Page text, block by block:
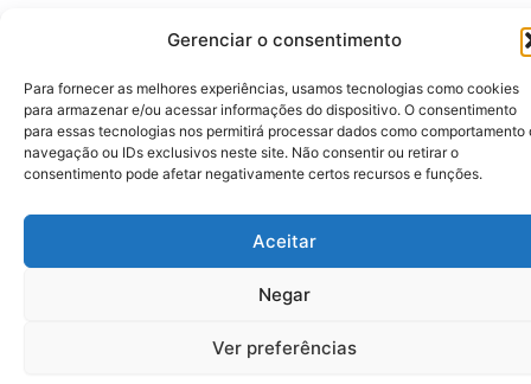
Gerenciar o consentimento
Para fornecer as melhores experiências, usamos tecnologias como cookies
para armazenar e/ou acessar informações do dispositivo. O consentimento
para essas tecnologias nos permitirá processar dados como comportamento
navegação ou IDs exclusivos neste site. Não consentir ou retirar o
consentimento pode afetar negativamente certos recursos e funções.
Aceitar
Negar
Ver preferências